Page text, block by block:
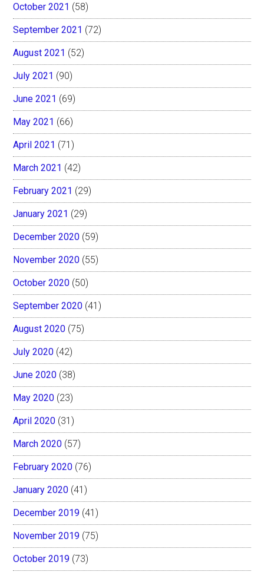
October 2021 (58)
September 2021 (72)
August 2021 (52)
July 2021 (90)
June 2021 (69)
May 2021 (66)
April 2021 (71)
March 2021 (42)
February 2021 (29)
January 2021 (29)
December 2020 (59)
November 2020 (55)
October 2020 (50)
September 2020 (41)
August 2020 (75)
July 2020 (42)
June 2020 (38)
May 2020 (23)
April 2020 (31)
March 2020 (57)
February 2020 (76)
January 2020 (41)
December 2019 (41)
November 2019 (75)
October 2019 (73)